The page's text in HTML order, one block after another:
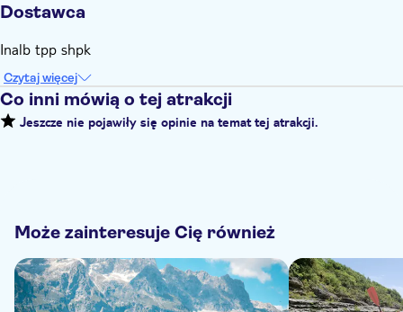
Dostawca
Inalb tpp shpk
Czytaj więcej
Co inni mówią o tej atrakcji
Jeszcze nie pojawiły się opinie na temat tej atrakcji.
Może zainteresuje Cię również